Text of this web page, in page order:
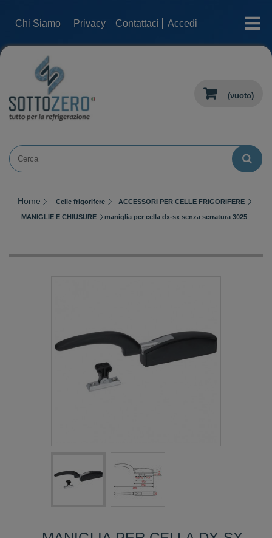
Chi Siamo Privacy Contattaci Accedi categorie
(vuoto)
Home Celle frigorifere ACCESSORI PER CELLE FRIGORIFERE
MANIGLIE E CHIUSURE maniglia per cella dx-sx senza serratura 3025